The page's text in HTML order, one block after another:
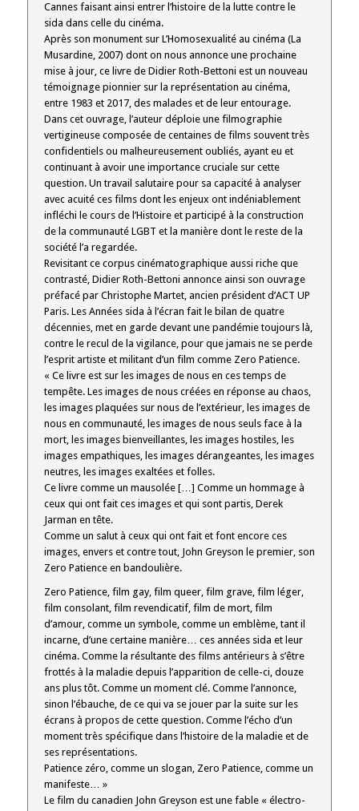
Cannes faisant ainsi entrer l’histoire de la lutte contre le
sida dans celle du cinéma.
Après son monument sur L’Homosexualité au cinéma (La
Musardine, 2007) dont on nous annonce une prochaine
mise à jour, ce livre de Didier Roth-Bettoni est un nouveau
témoignage pionnier sur la représentation au cinéma,
entre 1983 et 2017, des malades et de leur entourage.
Dans cet ouvrage, l’auteur déploie une filmographie
vertigineuse composée de centaines de films souvent très
confidentiels ou malheureusement oubliés, ayant eu et
continuant à avoir une importance cruciale sur cette
question. Un travail salutaire pour sa capacité à analyser
avec acuité ces films dont les enjeux ont indéniablement
infléchi le cours de l’Histoire et participé à la construction
de la communauté LGBT et la manière dont le reste de la
société l’a regardée.
Revisitant ce corpus cinématographique aussi riche que
contrasté, Didier Roth-Bettoni annonce ainsi son ouvrage
préfacé par Christophe Martet, ancien président d’ACT UP
Paris. Les Années sida à l’écran fait le bilan de quatre
décennies, met en garde devant une pandémie toujours là,
contre le recul de la vigilance, pour que jamais ne se perde
l’esprit artiste et militant d’un film comme Zero Patience.
« Ce livre est sur les images de nous en ces temps de
tempête. Les images de nous créées en réponse au chaos,
les images plaquées sur nous de l’extérieur, les images de
nous en communauté, les images de nous seuls face à la
mort, les images bienveillantes, les images hostiles, les
images empathiques, les images dérangeantes, les images
neutres, les images exaltées et folles.
Ce livre comme un mausolée […] Comme un hommage à
ceux qui ont fait ces images et qui sont partis, Derek
Jarman en tête.
Comme un salut à ceux qui ont fait et font encore ces
images, envers et contre tout, John Greyson le premier, son
Zero Patience en bandoulière.
Zero Patience, film gay, film queer, film grave, film léger,
film consolant, film revendicatif, film de mort, film
d’amour, comme un symbole, comme un emblème, tant il
incarne, d’une certaine manière… ces années sida et leur
cinéma. Comme la résultante des films antérieurs à s’être
frottés à la maladie depuis l’apparition de celle-ci, douze
ans plus tôt. Comme un moment clé. Comme l’annonce,
sinon l’ébauche, de ce qui va se jouer par la suite sur les
écrans à propos de cette question. Comme l’écho d’un
moment très spécifique dans l’histoire de la maladie et de
ses représentations.
Patience zéro, comme un slogan, Zero Patience, comme un
manifeste… »
Le film du canadien John Greyson est une fable « électro-